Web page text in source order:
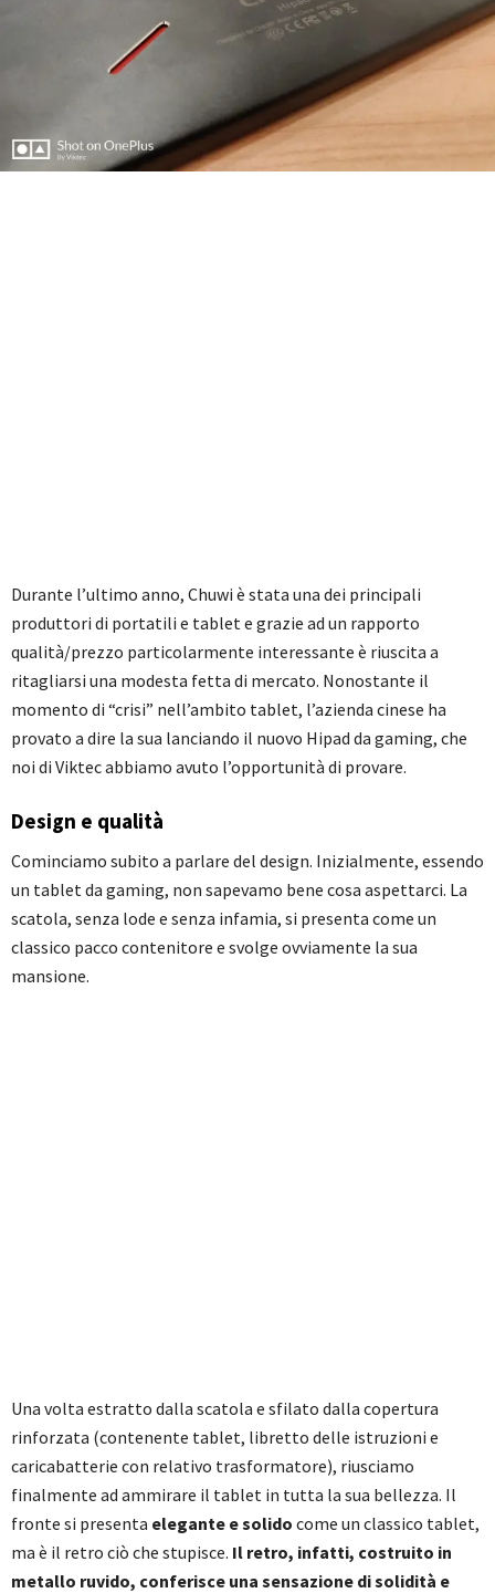
Durante l’ultimo anno, Chuwi è stata una dei principali
produttori di portatili e tablet e grazie ad un rapporto
qualità/prezzo particolarmente interessante è riuscita a
ritagliarsi una modesta fetta di mercato. Nonostante il
momento di “crisi” nell’ambito tablet, l’azienda cinese ha
provato a dire la sua lanciando il nuovo Hipad da gaming, che
noi di Viktec abbiamo avuto l’opportunità di provare.
Design e qualità
Cominciamo subito a parlare del design. Inizialmente, essendo
un tablet da gaming, non sapevamo bene cosa aspettarci. La
scatola, senza lode e senza infamia, si presenta come un
classico pacco contenitore e svolge ovviamente la sua
mansione.
Una volta estratto dalla scatola e sfilato dalla copertura
rinforzata (contenente tablet, libretto delle istruzioni e
caricabatterie con relativo trasformatore), riusciamo
finalmente ad ammirare il tablet in tutta la sua bellezza. Il
fronte si presenta elegante e solido come un classico tablet,
ma è il retro ciò che stupisce. Il retro, infatti, costruito in
metallo ruvido, conferisce una sensazione di solidità e